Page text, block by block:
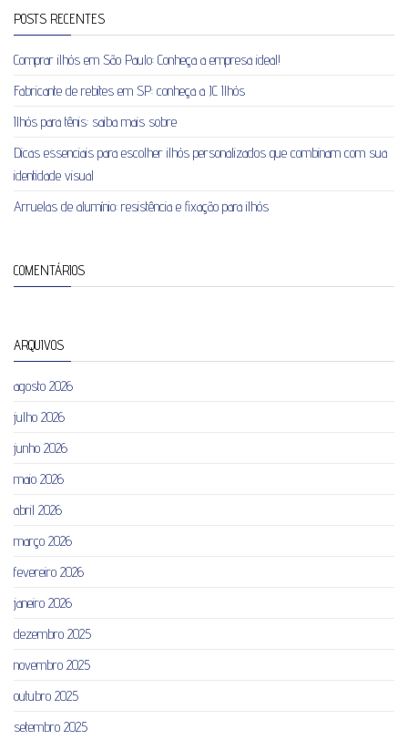
POSTS RECENTES
Comprar ilhós em São Paulo: Conheça a empresa ideal!
Fabricante de rebites em SP: conheça a JC Ilhós
Ilhós para tênis: saiba mais sobre
Dicas essenciais para escolher ilhós personalizados que combinam com sua
identidade visual
Arruelas de alumínio: resistência e fixação para ilhós
COMENTÁRIOS
ARQUIVOS
agosto 2026
julho 2026
junho 2026
maio 2026
abril 2026
março 2026
fevereiro 2026
janeiro 2026
dezembro 2025
novembro 2025
outubro 2025
setembro 2025